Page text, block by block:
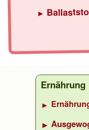
Ernährung